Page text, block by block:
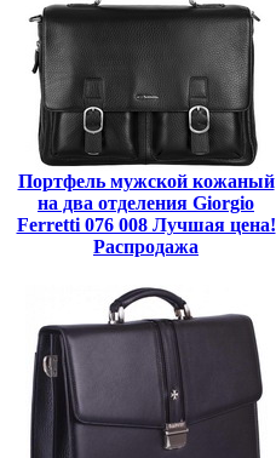
Портфель мужской кожаный
на два отделения Giorgio
Ferretti 076 008 Лучшая цена!
Распродажа